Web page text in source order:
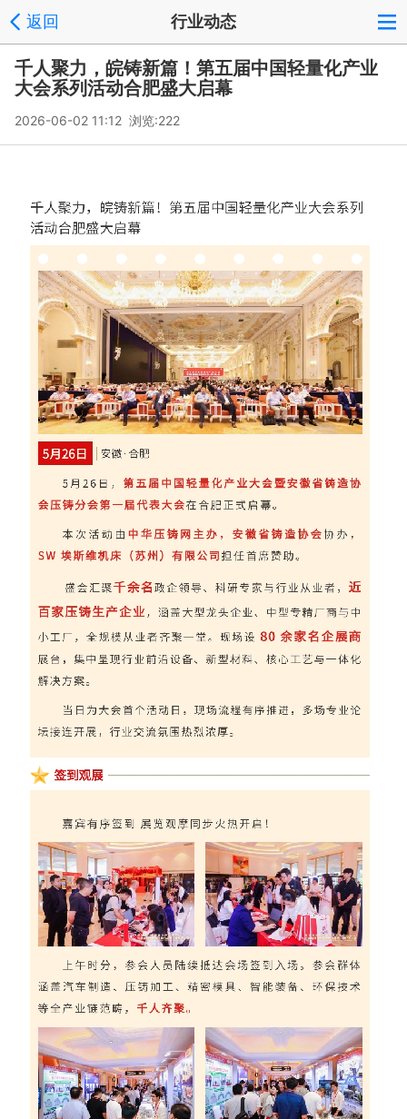
返回 行业动态
千人聚力，皖铸新篇！第五届中国轻量化产业
大会系列活动合肥盛大启幕
2026-06-02 11:12 浏览:222